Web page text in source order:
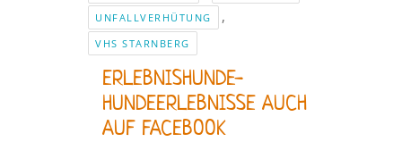
UNFALLVERHÜTUNG ,
VHS STARNBERG
ERLEBNISHUNDE-
HUNDEERLEBNISSE AUCH
AUF FACEBOOK